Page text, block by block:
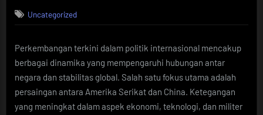
Uncategorized
Perkembangan terkini dalam politik internasional mencakup
berbagai dinamika yang mempengaruhi hubungan antar
negara dan stabilitas global. Salah satu fokus utama adalah
persaingan antara Amerika Serikat dan China. Ketegangan
yang meningkat dalam aspek ekonomi, teknologi, dan militer